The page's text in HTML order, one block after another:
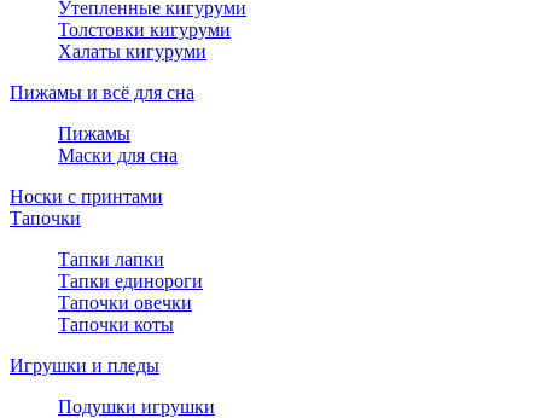
Утепленные кигуруми
Толстовки кигуруми
Халаты кигуруми
Пижамы и всё для сна
Пижамы
Маски для сна
Носки с принтами
Тапочки
Тапки лапки
Тапки единороги
Тапочки овечки
Тапочки коты
Игрушки и пледы
Подушки игрушки